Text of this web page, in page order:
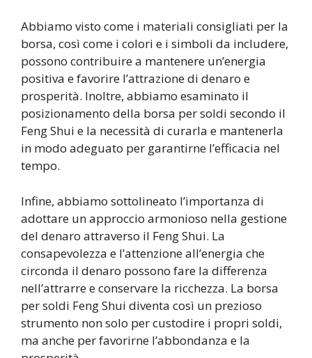
Abbiamo visto come i materiali consigliati per la
borsa, così come i colori e i simboli da includere,
possono contribuire a mantenere un’energia
positiva e favorire l’attrazione di denaro e
prosperità. Inoltre, abbiamo esaminato il
posizionamento della borsa per soldi secondo il
Feng Shui e la necessità di curarla e mantenerla
in modo adeguato per garantirne l’efficacia nel
tempo.
Infine, abbiamo sottolineato l’importanza di
adottare un approccio armonioso nella gestione
del denaro attraverso il Feng Shui. La
consapevolezza e l’attenzione all’energia che
circonda il denaro possono fare la differenza
nell’attrarre e conservare la ricchezza. La borsa
per soldi Feng Shui diventa così un prezioso
strumento non solo per custodire i propri soldi,
ma anche per favorirne l’abbondanza e la